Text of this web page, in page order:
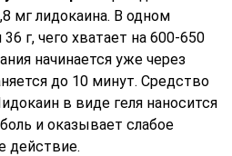
мг лидокаина. В одном
г, чего хватает на 600-650
начинается уже через
до 10 минут. Средство
в виде геля наносится
и оказывает слабое
действие.